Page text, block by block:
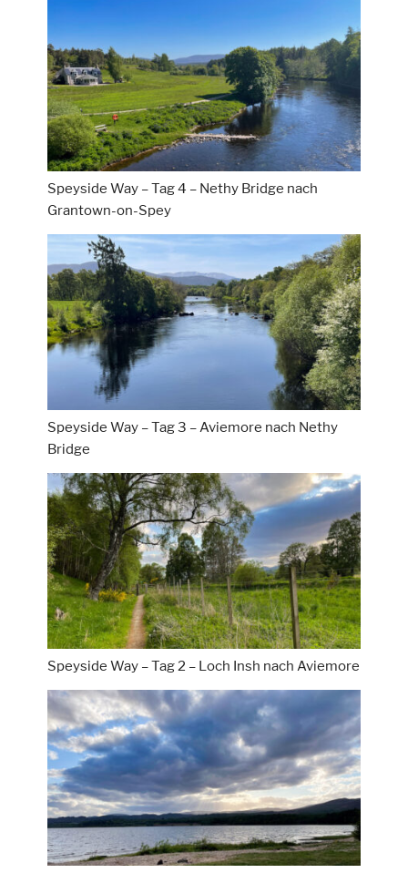
Speyside Way – Tag 4 – Nethy Bridge nach
Grantown-on-Spey
Speyside Way – Tag 3 – Aviemore nach Nethy
Bridge
Speyside Way – Tag 2 – Loch Insh nach Aviemore